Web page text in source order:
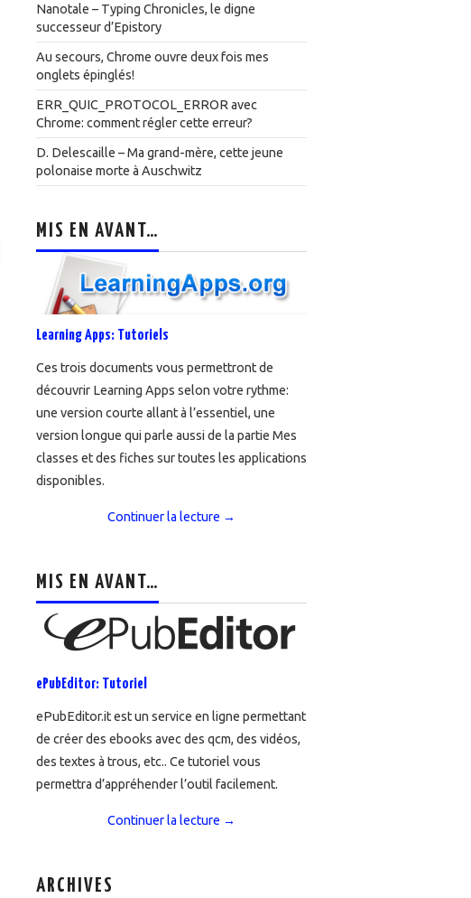
Nanotale – Typing Chronicles, le digne
successeur d’Epistory
Au secours, Chrome ouvre deux fois mes
onglets épinglés!
ERR_QUIC_PROTOCOL_ERROR avec
Chrome: comment régler cette erreur?
D. Delescaille – Ma grand-mère, cette jeune
polonaise morte à Auschwitz
MIS EN AVANT…
Learning Apps: Tutoriels
Ces trois documents vous permettront de
découvrir Learning Apps selon votre rythme:
une version courte allant à l’essentiel, une
version longue qui parle aussi de la partie Mes
classes et des fiches sur toutes les applications
disponibles.
Continuer la lecture →
MIS EN AVANT…
ePubEditor: Tutoriel
ePubEditor.it est un service en ligne permettant
de créer des ebooks avec des qcm, des vidéos,
des textes à trous, etc.. Ce tutoriel vous
permettra d’appréhender l’outil facilement.
Continuer la lecture →
ARCHIVES